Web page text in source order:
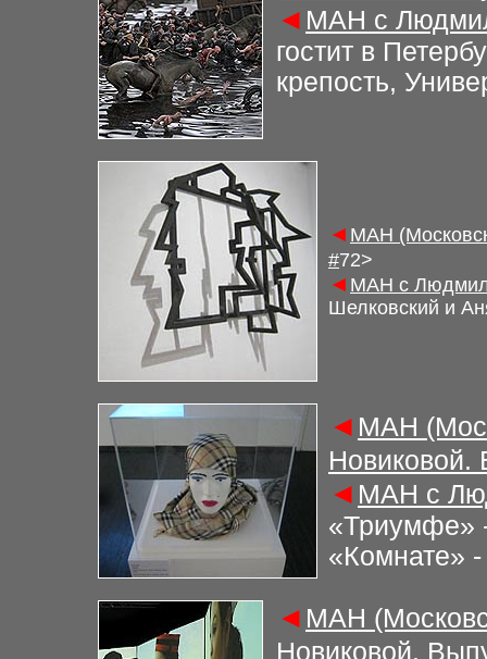
◄ МАН с
гостит в
крепость,
◄ МАН
#72>
◄ МАН с
Шелковский и
◄ МАН
Новиковой.
◄ МАН с
«Триумфе»
«Комнате»
◄ МАН
Новиковой.